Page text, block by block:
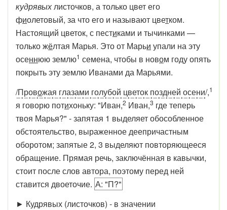
кудрявыхлисточков, а только цвет его
фиолетовый, за что его и называют цветком.
Настоящий цветок, с пестиками и тычинками —
только жёлтая Марья. Это от Марьи упали на эту
осеннюю землю1 семена, чтобы в новом году опять
покрыть эту землю Иванами да Марьями.
/Провожая глазами голубой цветок поздней осени/,1
я говорю потихоньку: "Иван,2 Иван,3 где теперь
твоя Марья?" - запятая 1 выделяет обособленное
обстоятельство, выраженное деепричастным
оборотом; запятые 2, 3 выделяют повторяющееся
обращение. Прямая речь, заключённая в кавычки,
стоит после слов автора, поэтому перед ней
ставится двоеточие. А: "П?"
► Кудрявых (листочков) - в значении